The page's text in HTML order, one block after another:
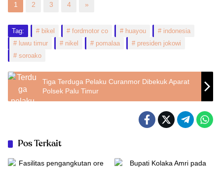
1 2 3 4 »
Tag: bikel fordmotor co huayou
indonesia
luwu timur
nikel pomalaa
presiden jokowi
soroako
Tiga Terduga Pelaku Curanmor Dibekuk Aparat
Polsek Palu Timur
Pos Terkait